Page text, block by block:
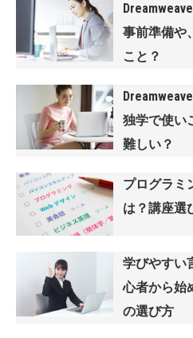
事前準備や
こと？
独学で使い
難しい？
プログラミ
は？講座選
学びやすい
心者から始
の選び方